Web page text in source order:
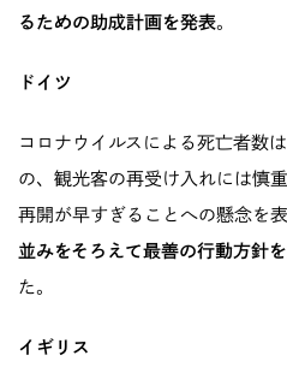
るための助成計画を発表。
ドイツ
コロナウイルスによる死亡者数
の、観光客の再受け入れには慎
再開が早すぎることへの懸念を表
並みをそろえて最善の行動方針
た。
イギリス